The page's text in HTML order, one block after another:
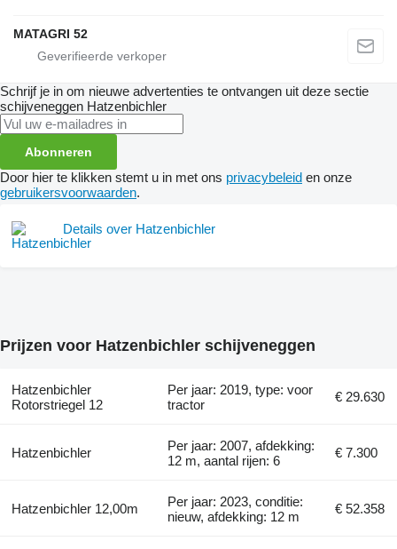
MATAGRI 52
Schrijf je in om nieuwe advertenties te ontvangen uit deze sectie
schijveneggen Hatzenbichler
Abonneren
Door hier te klikken stemt u in met ons privacybeleid en onze
gebruikersvoorwaarden.
Details over Hatzenbichler
Prijzen voor Hatzenbichler schijveneggen
Hatzenbichler
Rotorstriegel 12
Per jaar: 2019, type: voor
tractor
€ 29.630
Hatzenbichler
Per jaar: 2007, afdekking:
12 m, aantal rijen: 6
€ 7.300
Hatzenbichler 12,00m
Per jaar: 2023, conditie:
nieuw, afdekking: 12 m
€ 52.358